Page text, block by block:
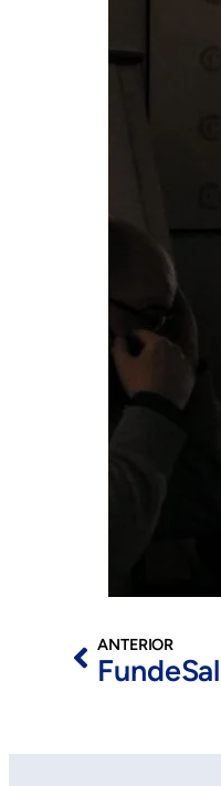
ANTERIOR